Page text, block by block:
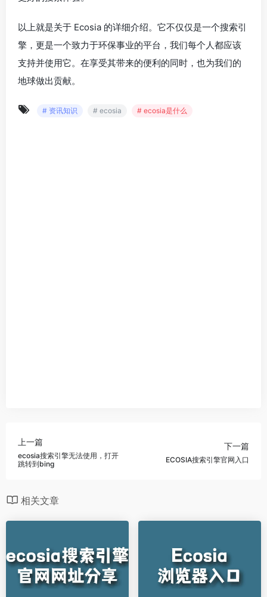
以上就是关于 Ecosia 的详细介绍。它不仅仅是一个搜索引
擎，更是一个致力于环保事业的平台，我们每个人都应该
支持并使用它。在享受其带来的便利的同时，也为我们的
地球做出贡献。
# 资讯知识 # ecosia # ecosia是什么
上一篇
ecosia搜索引擎无法使用，打开
跳转到bing
下一篇
ECOSIA搜索引擎官网入口
相关文章